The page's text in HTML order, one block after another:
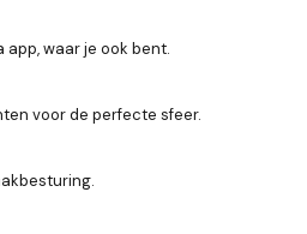
app, waar je ook bent.
voor de perfecte sfeer.